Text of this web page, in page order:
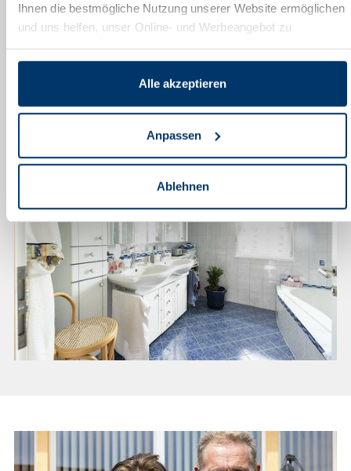
Ihnen die bestmögliche Nutzung unserer Website ermöglichen
und uns helfen, unser Online- und Werbeangebot zu
Mit diesen Cookies werden von uns und von Drittanbietern
mitunter auch personenbezogene Daten verarbeitet. Zu diesen
den USA niedergelassen sind und dort Datenverarbeitungen
vornehmen. Den USA wird vom Europäischen Gerichtshof
unterliegen und dagegen keine wirksamen Rechtsbehelfe zur
Verfügung stehen. Mit Ihrem Klick auf „Alle akzeptieren“
stimmen Sie zu, dass Cookies wie hier, in
den Datenschutzhinweisen und unter Cookie-Einstellungen
dargestellt auf der Website von uns und von Drittanbietern
(auch in den USA) verwendet werden dürfen. Sie können Ihre
Cookie-Einstellungen jedoch auch – einzeln für jeden Zweck
entscheiden, ob Sie ihre Zustimmung zum Datentransfer in die
USA erteilen möchten oder nicht. Wählen Sie hierzu den Punkt
Alle akzeptieren
Anpassen
Ablehnen